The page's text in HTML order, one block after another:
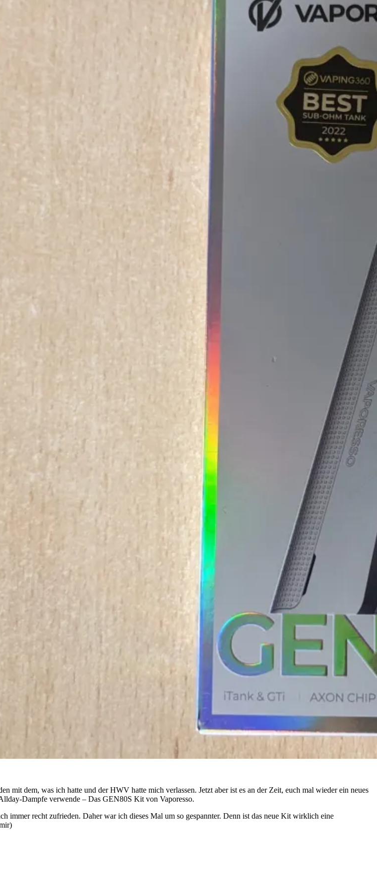
mit dem, was ich hatte und der HWV hatte mich verlassen. Jetzt aber ist es an der Zeit, euch mal wieder ein neues
Dampfe verwende – Das GEN80S Kit von Vaporesso.
immer recht zufrieden. Daher war ich dieses Mal um so gespannter. Denn ist das neue Kit wirklich eine